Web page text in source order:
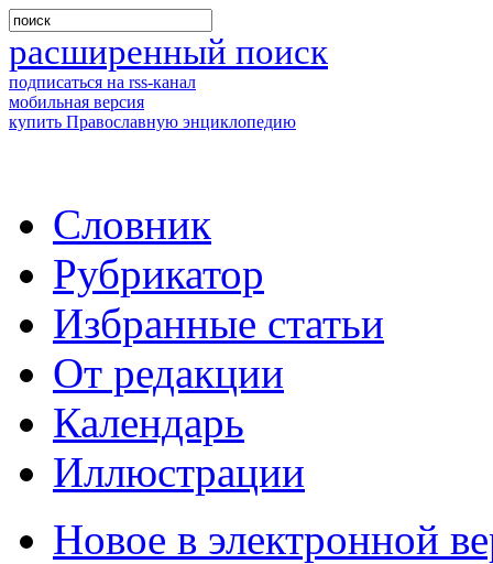
расширенный поиск
подписаться на rss-канал
мобильная версия
купить Православную энциклопедию
Словник
Рубрикатор
Избранные статьи
От редакции
Календарь
Иллюстрации
Новое в электронной